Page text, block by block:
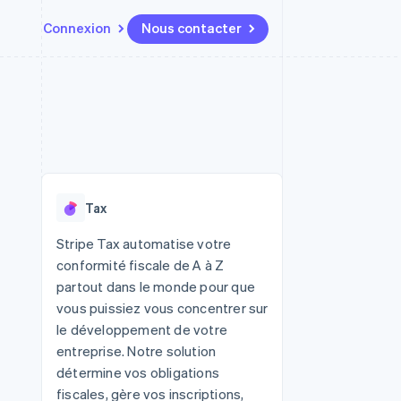
Connexion Nous contacter
Radar
Constitution d'une entreprise
Climate
Élimination du carbone
Identity
Vérification de l'identité
État des API
Tax
Stripe Tax automatise votre
conformité fiscale de A à Z
partout dans le monde pour que
vous puissiez vous concentrer sur
le développement de votre
entreprise. Notre solution
détermine vos obligations
fiscales, gère vos inscriptions,